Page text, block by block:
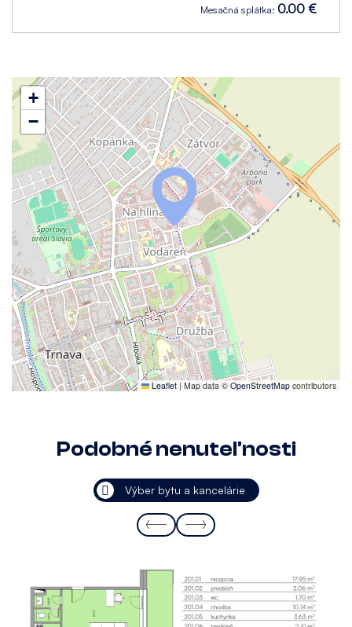
Mesačná splátka: 0.00 €
+
−
Leaflet |Map data © OpenStreetMap contributors
Podobné nenuteľnosti
Výber bytu a kancelárie